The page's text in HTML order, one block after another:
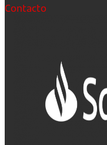
Contacto